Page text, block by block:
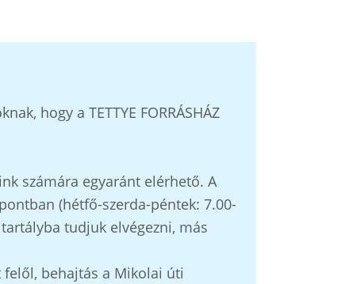
hogy a TETTYE FORRÁSHÁZ
számára egyaránt elérhető. A
(hétfő-szerda-péntek: 7.00-
tudjuk elvégezni, más
behajtás a Mikolai úti